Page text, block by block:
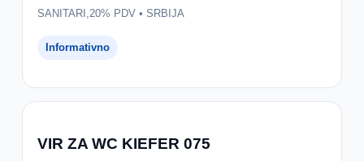
SANITARI,20% PDV • SRBIJA
Informativno
VIR ZA WC KIEFER 075